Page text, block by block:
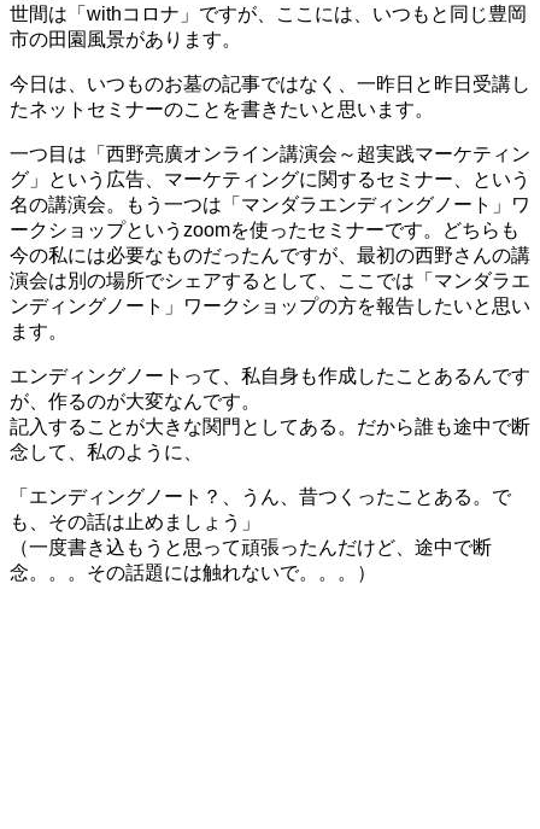
世間は「withコロナ」ですが、ここには、いつもと同じ豊岡
市の田園風景があります。
今日は、いつものお墓の記事ではなく、一昨日と昨日受講し
たネットセミナーのことを書きたいと思います。
一つ目は「西野亮廣オンライン講演会～超実践マーケティン
グ」という広告、マーケティングに関するセミナー、という
名の講演会。もう一つは「マンダラエンディングノート」ワ
ークショップというzoomを使ったセミナーです。どちらも
今の私には必要なものだったんですが、最初の西野さんの講
演会は別の場所でシェアするとして、ここでは「マンダラエ
ンディングノート」ワークショップの方を報告したいと思い
ます。
エンディングノートって、私自身も作成したことあるんです
が、作るのが大変なんです。
記入することが大きな関門としてある。だから誰も途中で断
念して、私のように、
「エンディングノート？、うん、昔つくったことある。で
も、その話は止めましょう」
（一度書き込もうと思って頑張ったんだけど、途中で断
念。。。その話題には触れないで。。。）